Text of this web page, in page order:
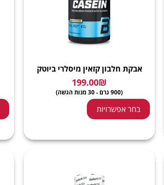
אבקת חלבון קזאין מיסלרי ביוטק
199.00₪
(900 גרם - 30 מנות הגשה)
בחר אפשרויות